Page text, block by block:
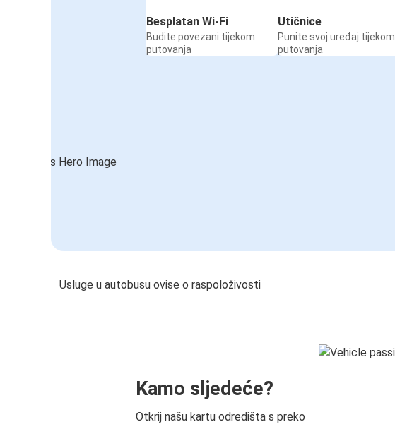
Besplatan Wi-Fi
Budite povezani tijekom
putovanja
Utičnice
Punite svoj uređaj tijekom
putovanja
Usluge u autobusu ovise o raspoloživosti
Kamo sljedeće?
Otkrij našu kartu odredišta s preko